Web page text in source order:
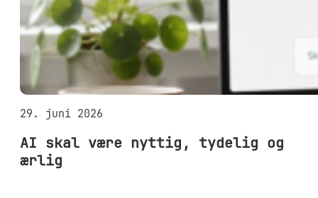
29. juni 2026
AI skal være nyttig, tydelig og
ærlig